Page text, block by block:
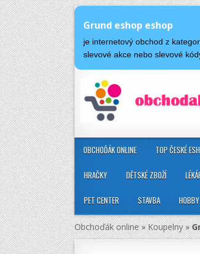
Grund eshop eshop
je internetový obchod z
slevové akce nebo slevové
OBCHOĎÁK ONLINE TOP ČESKÉ
HRAČKY DĚTSKÉ ZBOŽÍ
PET CENTER STAVBA HOBBY
Obchoďák online»Koupelny»